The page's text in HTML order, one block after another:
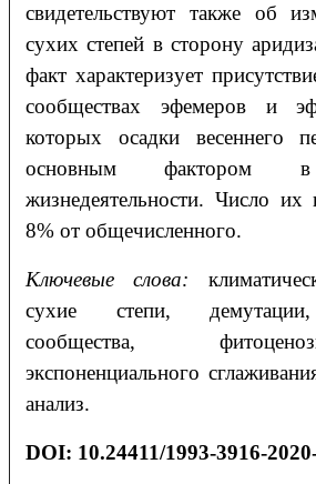
свидетельствуют также об
сухих степей в сторону
факт характеризует
сообществах эфемеров и
которых осадки весеннего
основным фактором в
жизнедеятельности. Число их
8% от общечисленного.
Ключевые слова:
сухие степи, демутации,
сообщества,
экспоненциального
анализ.
DOI: 10.24411/1993-3916-